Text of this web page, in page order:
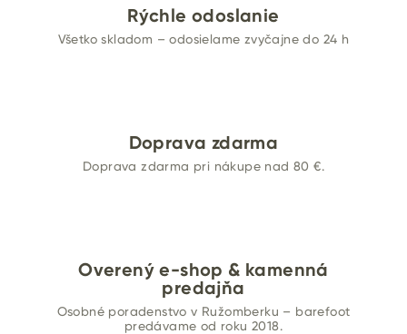
v
k
i
s
Rýchle odoslanie
Všetko skladom – odosielame zvyčajne do 24 h
Doprava zdarma
Doprava zdarma pri nákupe nad 80 €.
Overený e-shop & kamenná
predajňa
Osobné poradenstvo v Ružomberku – barefoot
predávame od roku 2018.